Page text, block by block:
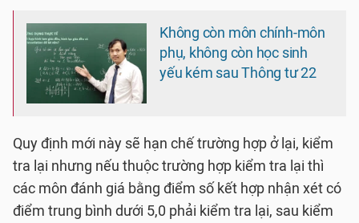
Không còn môn chính-môn
phụ, không còn học sinh
yếu kém sau Thông tư 22
Quy định mới này sẽ hạn chế trường hợp ở lại, kiểm
tra lại nhưng nếu thuộc trường hợp kiểm tra lại thì
các môn đánh giá bằng điểm số kết hợp nhận xét có
điểm trung bình dưới 5,0 phải kiểm tra lại, sau kiểm